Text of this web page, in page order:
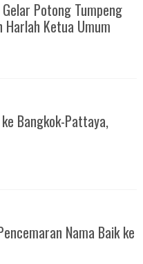
Potong Tumpeng
Harlah Ketua Umum
Bangkok-Pattaya,
Nama Baik ke